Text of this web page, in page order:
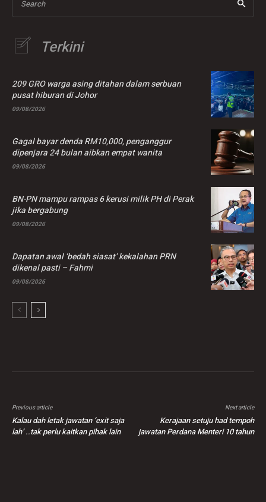
Search
Terkini
209 GRO warga asing ditahan dalam serbuan
pusat hiburan di Johor
09/08/2026
Gagal bayar denda RM10,000, penganggur
dipenjara 24 bulan aibkan empat wanita
09/08/2026
BN-PN mampu rampas 6 kerusi milik PH di Perak
jika bergabung
09/08/2026
Dapatan awal ‘bedah siasat’ kekalahan PRN
dikenal pasti – Fahmi
09/08/2026
Previous article
Kalau dah letak jawatan ‘exit saja
lah’ ..tak perlu kaitkan pihak lain
Next article
Kerajaan setuju had tempoh
jawatan Perdana Menteri 10 tahun